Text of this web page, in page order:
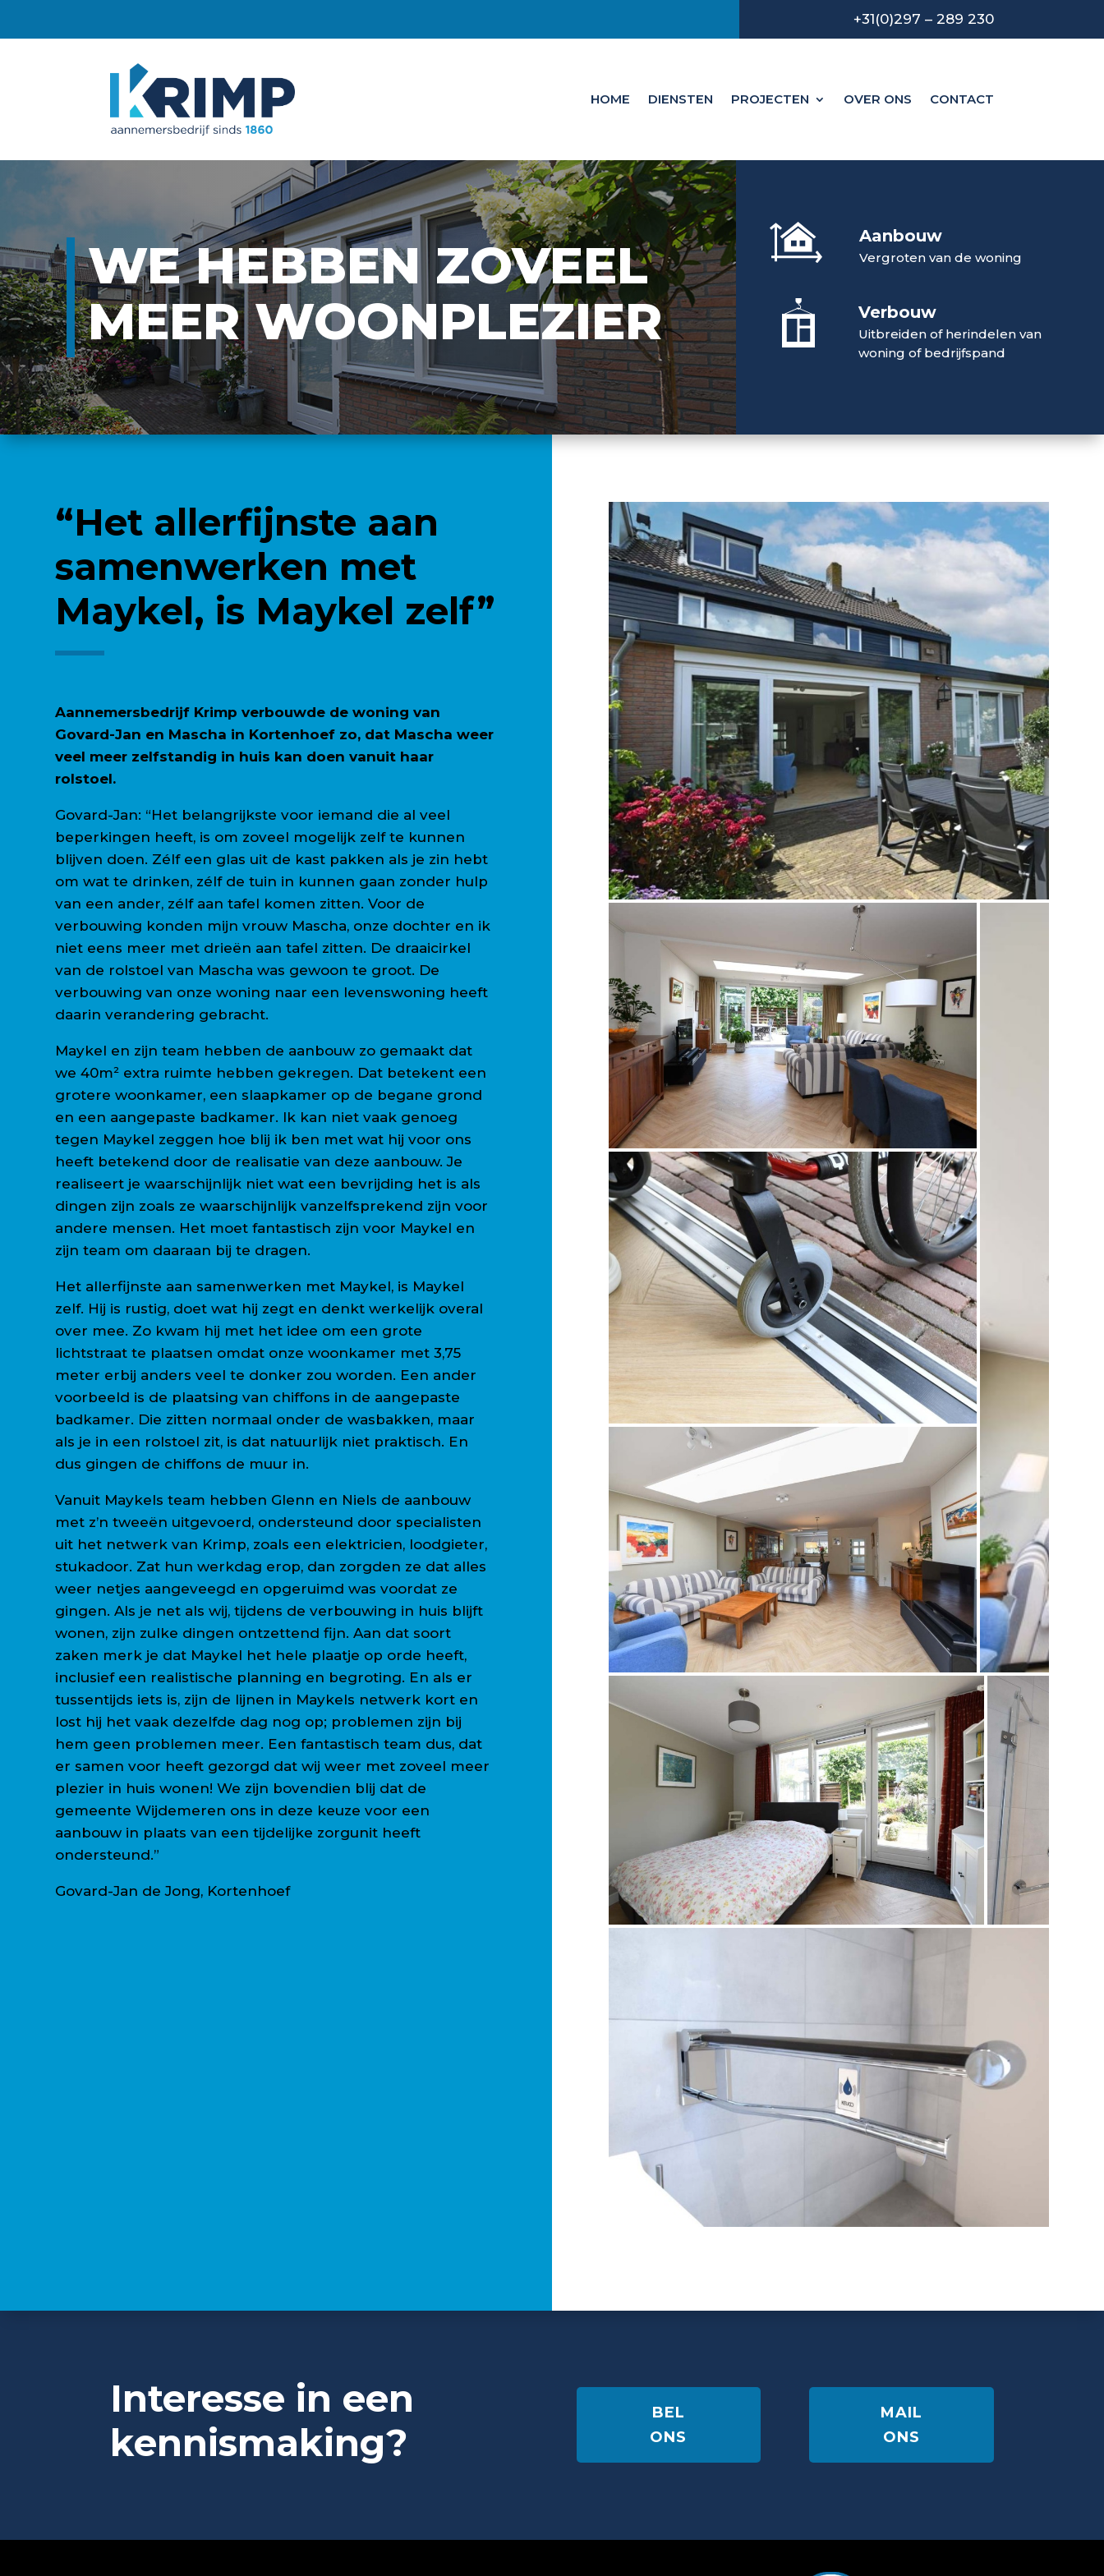
+31(0)297 – 289 230
HOME DIENSTEN PROJECTEN OVER ONS CONTACT
WE HEBBEN ZOVEEL
MEER WOONPLEZIER
Aanbouw
Vergroten van de woning
Verbouw
Uitbreiden of herindelen van
woning of bedrijfspand
“Het allerfijnste aan
samenwerken met
Maykel, is Maykel zelf”
Aannemersbedrijf Krimp verbouwde de woning van
Govard-Jan en Mascha in Kortenhoef zo, dat Mascha weer
veel meer zelfstandig in huis kan doen vanuit haar
rolstoel.
Govard-Jan: “Het belangrijkste voor iemand die al veel
beperkingen heeft, is om zoveel mogelijk zelf te kunnen
blijven doen. Zélf een glas uit de kast pakken als je zin hebt
om wat te drinken, zélf de tuin in kunnen gaan zonder hulp
van een ander, zélf aan tafel komen zitten. Voor de
verbouwing konden mijn vrouw Mascha, onze dochter en ik
niet eens meer met drieën aan tafel zitten. De draaicirkel
van de rolstoel van Mascha was gewoon te groot. De
verbouwing van onze woning naar een levenswoning heeft
daarin verandering gebracht.
Maykel en zijn team hebben de aanbouw zo gemaakt dat
we 40m² extra ruimte hebben gekregen. Dat betekent een
grotere woonkamer, een slaapkamer op de begane grond
en een aangepaste badkamer. Ik kan niet vaak genoeg
tegen Maykel zeggen hoe blij ik ben met wat hij voor ons
heeft betekend door de realisatie van deze aanbouw. Je
realiseert je waarschijnlijk niet wat een bevrijding het is als
dingen zijn zoals ze waarschijnlijk vanzelfsprekend zijn voor
andere mensen. Het moet fantastisch zijn voor Maykel en
zijn team om daaraan bij te dragen.
Het allerfijnste aan samenwerken met Maykel, is Maykel
zelf. Hij is rustig, doet wat hij zegt en denkt werkelijk overal
over mee. Zo kwam hij met het idee om een grote
lichtstraat te plaatsen omdat onze woonkamer met 3,75
meter erbij anders veel te donker zou worden. Een ander
voorbeeld is de plaatsing van chiffons in de aangepaste
badkamer. Die zitten normaal onder de wasbakken, maar
als je in een rolstoel zit, is dat natuurlijk niet praktisch. En
dus gingen de chiffons de muur in.
Vanuit Maykels team hebben Glenn en Niels de aanbouw
met z’n tweeën uitgevoerd, ondersteund door specialisten
uit het netwerk van Krimp, zoals een elektricien, loodgieter,
stukadoor. Zat hun werkdag erop, dan zorgden ze dat alles
weer netjes aangeveegd en opgeruimd was voordat ze
gingen. Als je net als wij, tijdens de verbouwing in huis blijft
wonen, zijn zulke dingen ontzettend fijn. Aan dat soort
zaken merk je dat Maykel het hele plaatje op orde heeft,
inclusief een realistische planning en begroting. En als er
tussentijds iets is, zijn de lijnen in Maykels netwerk kort en
lost hij het vaak dezelfde dag nog op; problemen zijn bij
hem geen problemen meer. Een fantastisch team dus, dat
er samen voor heeft gezorgd dat wij weer met zoveel meer
plezier in huis wonen! We zijn bovendien blij dat de
gemeente Wijdemeren ons in deze keuze voor een
aanbouw in plaats van een tijdelijke zorgunit heeft
ondersteund.”
Govard-Jan de Jong, Kortenhoef
Interesse in een
kennismaking?
BEL
ONS
MAIL
ONS